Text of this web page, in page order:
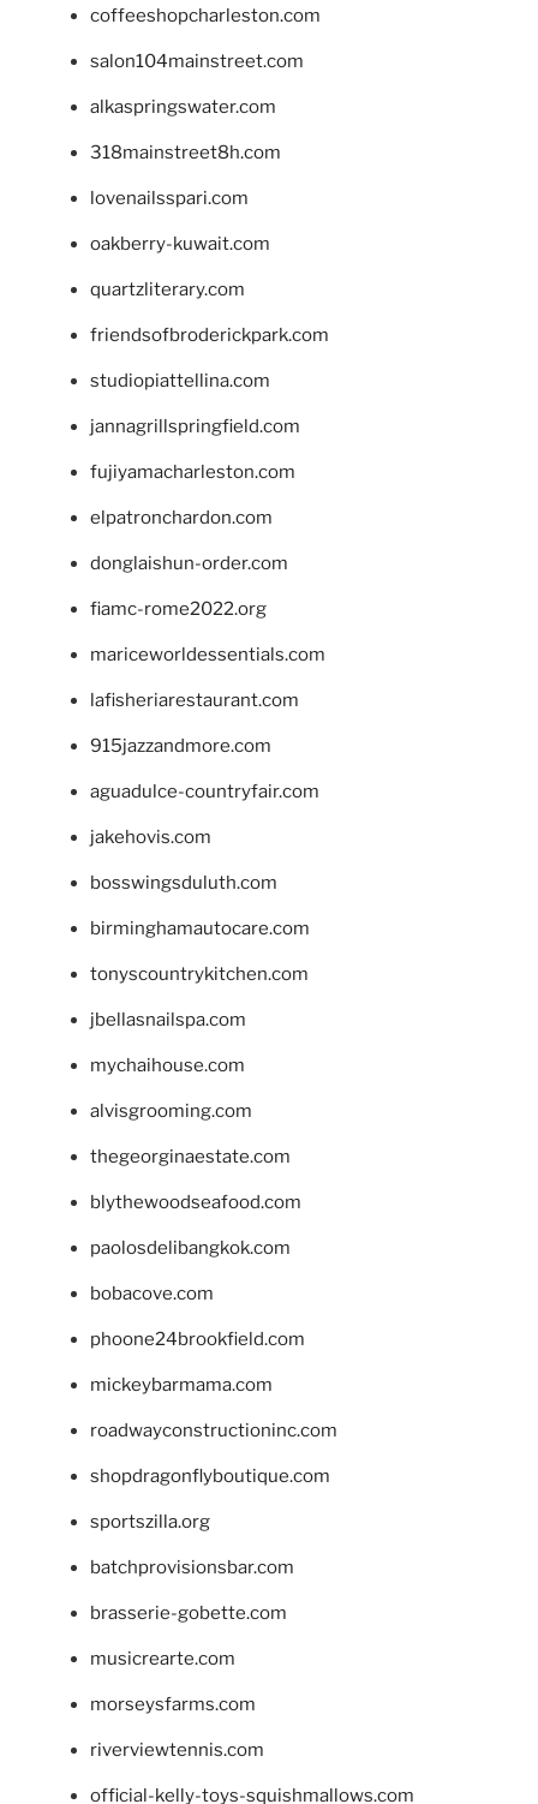
coffeeshopcharleston.com
salon104mainstreet.com
alkaspringswater.com
318mainstreet8h.com
lovenailsspari.com
oakberry-kuwait.com
quartzliterary.com
friendsofbroderickpark.com
studiopiattellina.com
jannagrillspringfield.com
fujiyamacharleston.com
elpatronchardon.com
donglaishun-order.com
fiamc-rome2022.org
mariceworldessentials.com
lafisheriarestaurant.com
915jazzandmore.com
aguadulce-countryfair.com
jakehovis.com
bosswingsduluth.com
birminghamautocare.com
tonyscountrykitchen.com
jbellasnailspa.com
mychaihouse.com
alvisgrooming.com
thegeorginaestate.com
blythewoodseafood.com
paolosdelibangkok.com
bobacove.com
phoone24brookfield.com
mickeybarmama.com
roadwayconstructioninc.com
shopdragonflyboutique.com
sportszilla.org
batchprovisionsbar.com
brasserie-gobette.com
musicrearte.com
morseysfarms.com
riverviewtennis.com
official-kelly-toys-squishmallows.com